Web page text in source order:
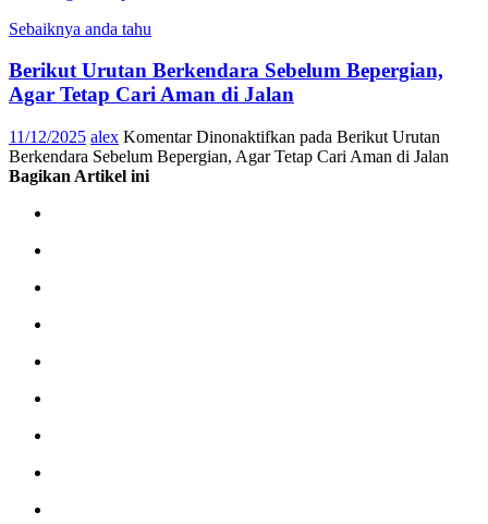
Sebaiknya anda tahu
Berikut Urutan Berkendara Sebelum Bepergian,
Agar Tetap Cari Aman di Jalan
11/12/2025 alex Komentar Dinonaktifkan pada Berikut Urutan
Berkendara Sebelum Bepergian, Agar Tetap Cari Aman di Jalan
Bagikan Artikel ini